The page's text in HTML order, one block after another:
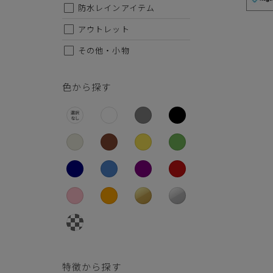
防水レインアイテム
アウトレット
その他・小物
色から探す
特徴から探す
26.5cm